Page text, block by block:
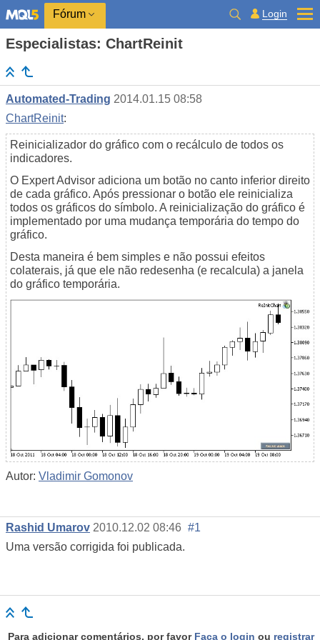
Fórum Login
Especialistas: ChartReinit
Automated-Trading 2014.01.15 08:58
ChartReinit:
Reinicializador do gráfico com o recálculo de todos os
indicadores.
O Expert Advisor adiciona um botão no canto inferior direito
de cada gráfico. Após pressionar o botão ele reinicializa
todos os gráficos do símbolo. A reinicialização do gráfico é
implementado por uma mudança temporária do tempo do
gráfico.
Desta maneira é bem simples e não possui efeitos
colaterais, já que ele não redesenha (e recalcula) a janela
do gráfico temporária.
Autor: Vladimir Gomonov
Rashid Umarov 2010.12.02 08:46 #1
Uma versão corrigida foi publicada.
Para adicionar comentários, por favor Faça o login ou registrar